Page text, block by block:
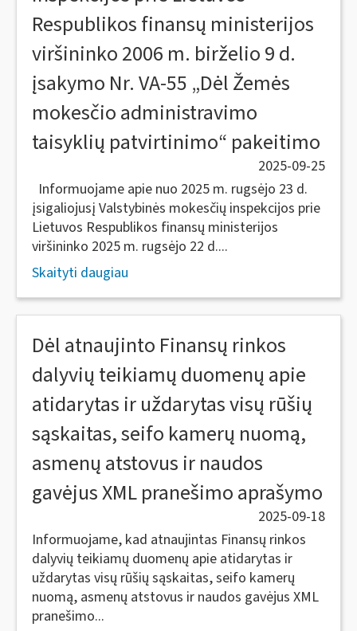
Respublikos finansų ministerijos
viršininko 2006 m. birželio 9 d.
įsakymo Nr. VA-55 „Dėl Žemės
mokesčio administravimo
taisyklių patvirtinimo“ pakeitimo
2025-09-25
Informuojame apie nuo 2025 m. rugsėjo 23 d.
įsigaliojusį Valstybinės mokesčių inspekcijos prie
Lietuvos Respublikos finansų ministerijos
viršininko 2025 m. rugsėjo 22 d....
Skaityti daugiau
Dėl atnaujinto Finansų rinkos
dalyvių teikiamų duomenų apie
atidarytas ir uždarytas visų rūšių
sąskaitas, seifo kamerų nuomą,
asmenų atstovus ir naudos
gavėjus XML pranešimo aprašymo
2025-09-18
Informuojame, kad atnaujintas Finansų rinkos
dalyvių teikiamų duomenų apie atidarytas ir
uždarytas visų rūšių sąskaitas, seifo kamerų
nuomą, asmenų atstovus ir naudos gavėjus XML
pranešimo...